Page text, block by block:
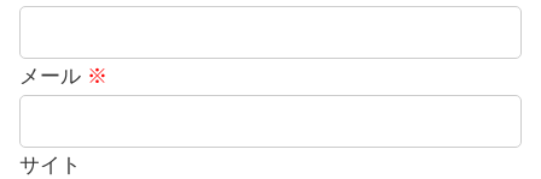
メール ※
サイト